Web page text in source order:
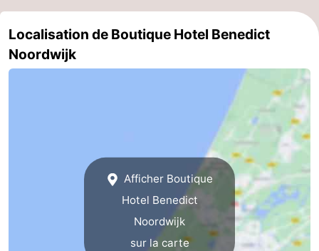
Méridionale
-
Leiden
Bollenstreek
Localisation de Boutique Hotel Benedict
Noordwijk
Afficher Boutique
Hotel Benedict
Noordwijk
sur la carte